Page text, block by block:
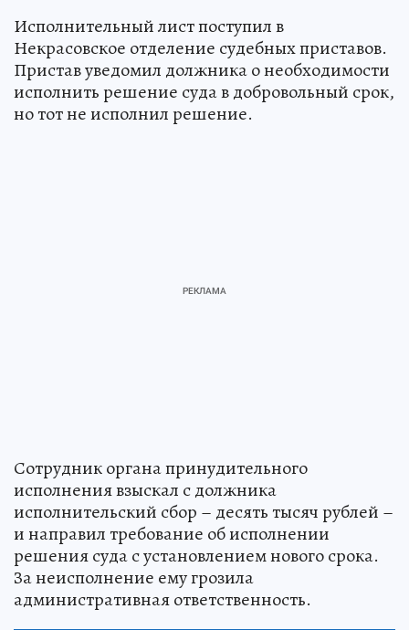
Исполнительный лист поступил в
Некрасовское отделение судебных приставов.
Пристав уведомил должника о необходимости
исполнить решение суда в добровольный срок,
но тот не исполнил решение.
Сотрудник органа принудительного
исполнения взыскал с должника
исполнительский сбор – десять тысяч рублей –
и направил требование об исполнении
решения суда с установлением нового срока.
За неисполнение ему грозила
административная ответственность.